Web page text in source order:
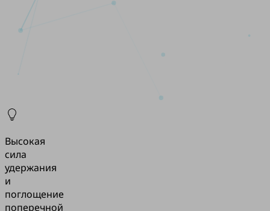
Высокая
сила
удержания
и
поглощение
поперечной